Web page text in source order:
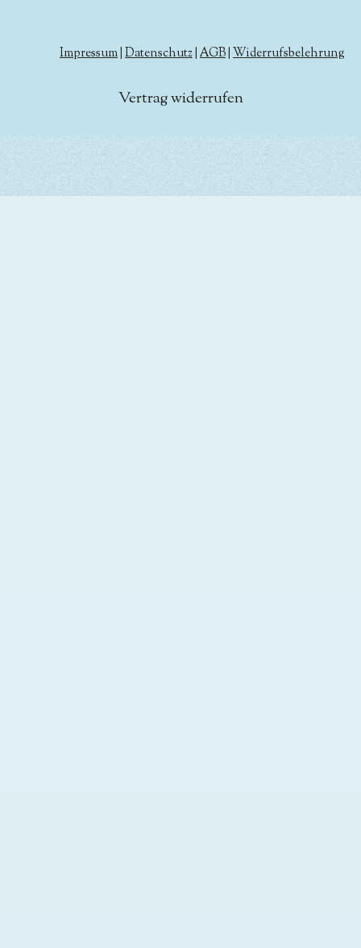
Impressum Datenschutz AGB Widerrufsbelehrung
Vertrag widerrufen